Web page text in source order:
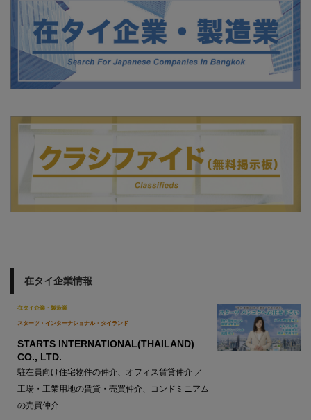
在タイ企業情報
在タイ企業・製造業
スターツ・インターナショナル・タイランド
STARTS INTERNATIONAL(THAILAND)
CO., LTD.
駐在員向け住宅物件の仲介、オフィス賃貸仲介 ／
工場・工業用地の賃貸・売買仲介、コンドミニアム
の売買仲介